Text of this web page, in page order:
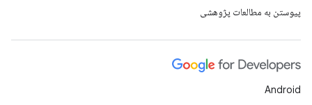
پیوستن به مطالعات پژوهشی
Android